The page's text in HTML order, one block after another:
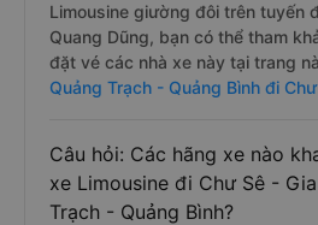
Limousine giường đôi trên tuyến
Quang Dũng, bạn có thể tham
đặt vé các nhà xe này tại trang
Quảng Trạch - Quảng Bình đi
Câu hỏi: Các hãng xe nào
xe Limousine đi Chư Sê -
Trạch - Quảng Bình?